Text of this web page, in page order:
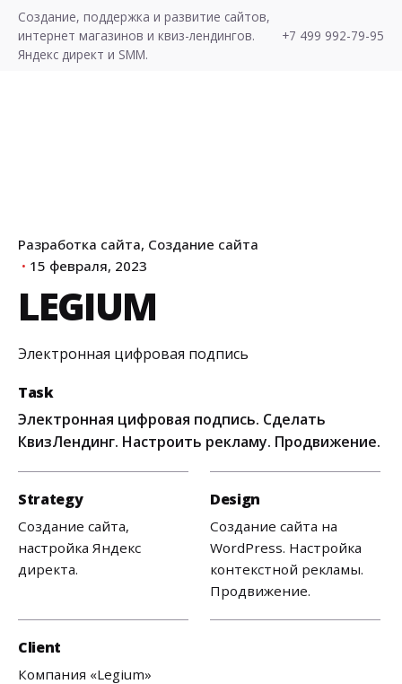
Создание, поддержка и развитие сайтов,
интернет магазинов и квиз-лендингов.
Яндекс директ и SMM.
+7 499 992-79-95
Хочу Лиды!
Разработка сайта Создание сайта
15 февраля, 2023
LEGIUM
Электронная цифровая подпись
Task
Электронная цифровая подпись. Сделать
КвизЛендинг. Настроить рекламу. Продвижение.
Strategy
Создание сайта,
настройка Яндекс
директа.
Design
Создание сайта на
WordPress. Настройка
контекстной рекламы.
Продвижение.
Client
Компания «Legium»